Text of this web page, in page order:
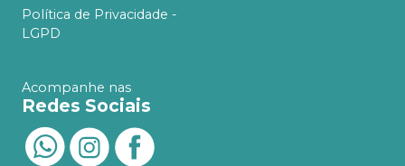
Política de Privacidade -
LGPD
Acompanhe nas
Redes Sociais